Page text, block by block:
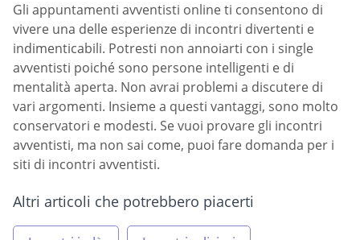
Gli appuntamenti avventisti online ti consentono di
vivere una delle esperienze di incontri divertenti e
indimenticabili. Potresti non annoiarti con i single
avventisti poiché sono persone intelligenti e di
mentalità aperta. Non avrai problemi a discutere di
vari argomenti. Insieme a questi vantaggi, sono molto
conservatori e modesti. Se vuoi provare gli incontri
avventisti, ma non sai come, puoi fare domanda per i
siti di incontri avventisti.
Altri articoli che potrebbero piacerti